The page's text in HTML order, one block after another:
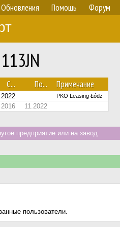
Обновления Помощь Форум
С... По... Примечание
PKO Leasing Łódz
2016 11.2022
предприятие или на завод
пользователи.